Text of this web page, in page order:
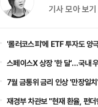
기사 모아 보
'롤러코스피'에 ETF 투자도 양
스페이스X 상장 '한 달'…국내
7월 금통위 금리 인상 '만장일
재경부 차관보 "현재 환율, 펀